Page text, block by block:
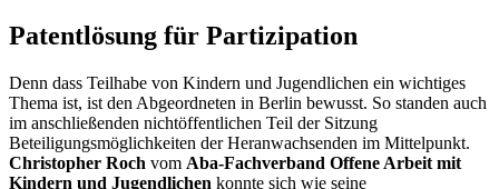
Patentlösung für Partizipation
Denn dass Teilhabe von Kindern und Jugendlichen ein wichtiges
Thema ist, ist den Abgeordneten in Berlin bewusst. So standen auch
im anschließenden nichtöffentlichen Teil der Sitzung
Beteiligungsmöglichkeiten der Heranwachsenden im Mittelpunkt.
Christopher Roch vom Aba-Fachverband Offene Arbeit mit
Kindern und Jugendlichen konnte sich wie seine